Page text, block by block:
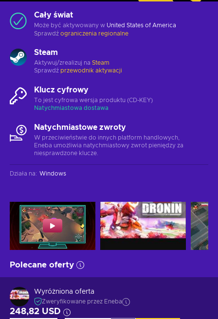
Cały świat
Może być aktywowany w United States of America
Sprawdź ograniczenia regionalne
Steam
Aktywuj/zrealizuj na Steam
Sprawdź przewodnik aktywacji
Klucz cyfrowy
To jest cyfrowa wersja produktu (CD-KEY)
Natychmiastowa dostawa
Natychmiastowe zwroty
W przeciwieństwie do innych platform handlowych,
Eneba umożliwia natychmiastowy zwrot pieniędzy za
niesprawdzone klucze.
Działa na: Windows
Polecane oferty
Wyróżniona oferta
Zweryfikowane przez Eneba
248,82 USD